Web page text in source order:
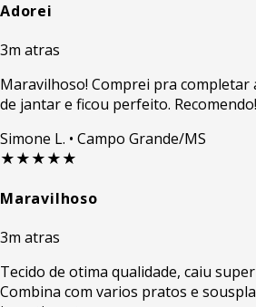
Adorei
3m atras
Maravilhoso! Comprei pra completar
de jantar e ficou perfeito. Recomendo!
Simone L. • Campo Grande/MS
★★★★★
Maravilhoso
3m atras
Tecido de otima qualidade, caiu
Combina com varios pratos e